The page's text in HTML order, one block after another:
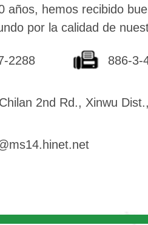
años, hemos recibido
por la calidad de
2288 886-3-
2nd Rd., Xinwu